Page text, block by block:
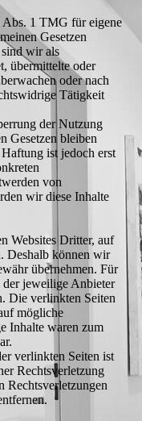
Abs. 1 TMG für eigene
Gesetzen
wir als
übermittelte oder
oder nach
Tätigkeit
der Nutzung
Gesetzen bleiben
ist jedoch erst
von
wir diese Inhalte
Websites Dritter, auf
Deshalb können wir
übernehmen. Für
der jeweilige Anbieter
Die verlinkten Seiten
mögliche
Inhalte waren zum
verlinkten Seiten ist
Rechtsverletzung
Rechtsverletzungen